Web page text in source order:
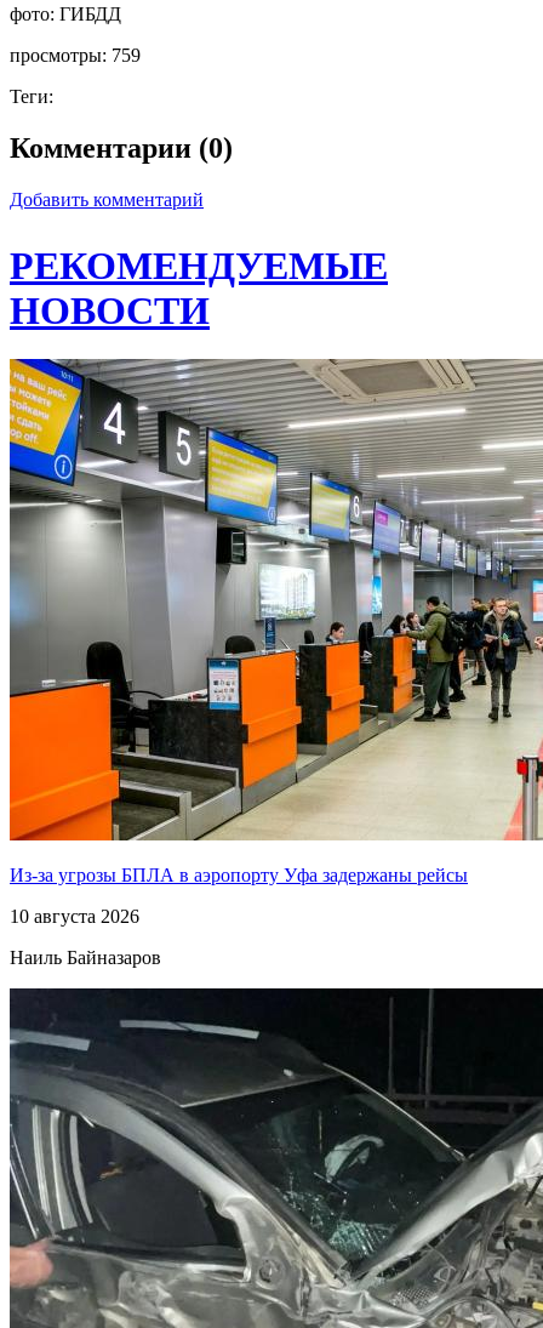
фото: ГИБДД
просмотры: 759
Теги:
Комментарии (0)
Добавить комментарий
РЕКОМЕНДУЕМЫЕ
НОВОСТИ
Из-за угрозы БПЛА в аэропорту Уфа задержаны рейсы
10 августа 2026
Наиль Байназаров